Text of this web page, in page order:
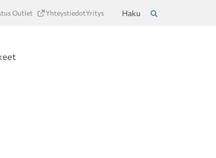
Outlet YhteystiedotYritys
Haku